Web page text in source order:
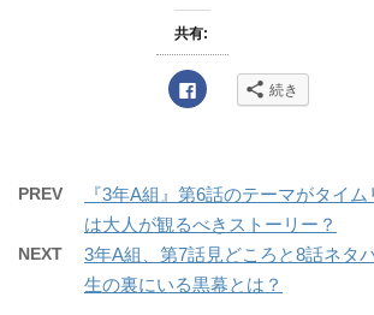
く
だ
さ
い
新
し
ウ
で
き
す
共有:
F
a
k
で
有
す
る
に
は
続き
PREV
『3年A組』第6話のテーマがタイ
は大人が観るべきストーリー？
NEXT
3年A組、第7話見どころと8話ネタ
生の裏にいる黒幕とは？